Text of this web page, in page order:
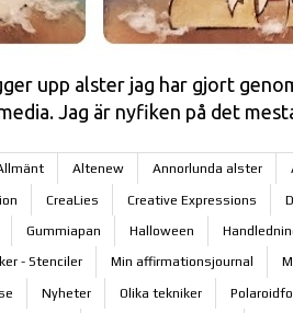
upp alster jag har gjort
Jag är nyfiken på det
Altenew Annorlunda alster
CreaLies Creative Expressions
Gummiapan Halloween
- Stenciler Min affirmationsjournal
Nyheter Olika tekniker